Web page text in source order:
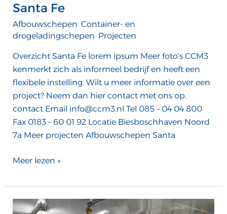
Santa Fe
Afbouwschepen Container- en
drogeladingschepen Projecten
Overzicht Santa Fe lorem ipsum Meer foto’s CCM3
kenmerkt zich als informeel bedrijf en heeft een
flexibele instelling. Wilt u meer informatie over een
project? Neem dan hier contact met ons op.
contact Email info@ccm3.nl Tel 085 – 04 04 800
Fax 0183 – 60 01 92 Locatie Biesboschhaven Noord
7a Meer projecten Afbouwschepen Santa
Meer lezen »
Antonie